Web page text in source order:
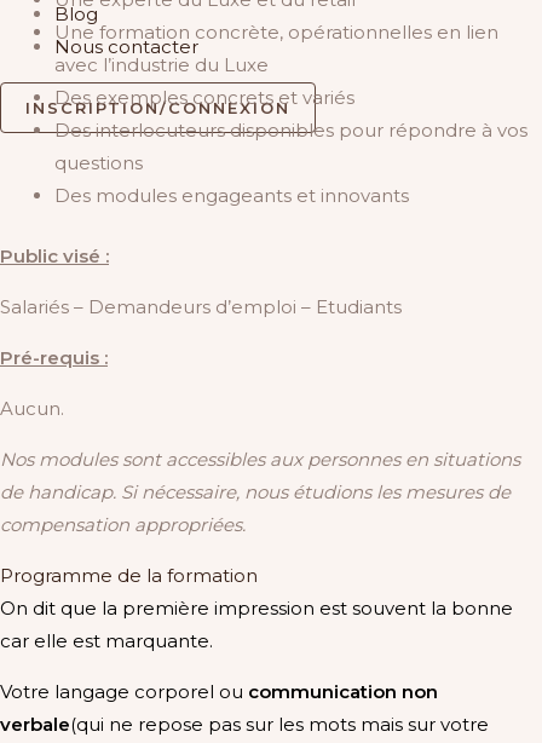
Blog
Nous contacter
INSCRIPTION/CONNEXION
Une formation concrète, opérationnelles en lien
avec l’industrie du Luxe
Des exemples concrets et variés
Des interlocuteurs disponibles pour répondre à vos
questions
Des modules engageants et innovants
Public visé :
Salariés – Demandeurs d’emploi – Etudiants
Pré-requis :
Aucun.
Nos modules sont accessibles aux personnes en situations
de handicap. Si nécessaire, nous étudions les mesures de
compensation appropriées.
Programme de la formation
On dit que la première impression est souvent la bonne
car elle est marquante.
Votre langage corporel ou communication non
verbale(qui ne repose pas sur les mots mais sur votre